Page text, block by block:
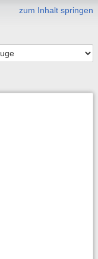
zum Inhalt springen